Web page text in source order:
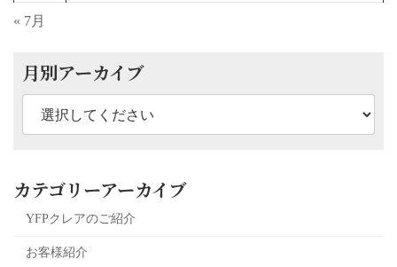
« 7月
月別アーカイブ
カテゴリーアーカイブ
YFPクレアのご紹介
お客様紹介